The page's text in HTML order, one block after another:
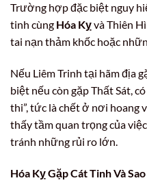
Trường hợp đặc biệt nguy
tinh cùng Hóa Kỵvà Thiên
tai nạn thảm khốc hoặc
Nếu Liêm Trinh tại hãm địa
biệt nếu còn gặp Thất Sát,
thi”, tức là chết ở nơi hoang
thấy tầm quan trọng của
tránh những rủi ro lớn.
Hóa Kỵ Gặp Cát Tinh Và